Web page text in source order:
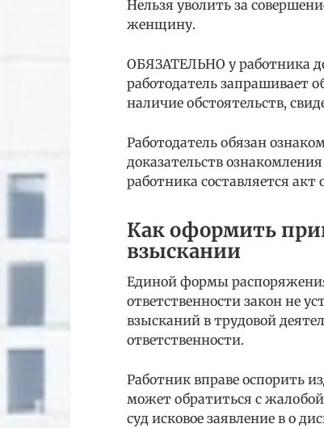
Нельзя уволить за
женщину.
ОБЯЗАТЕЛЬНО у работника
работодатель запрашивает
наличие обстоятельств,
Работодатель обязан
доказательств
работника составляется акт
Как оформить
взыскании
Единой формы
ответственности закон не
взысканий в трудовой
ответственности.
Работник вправе оспорить
может обратиться с
суд исковое заявление в о